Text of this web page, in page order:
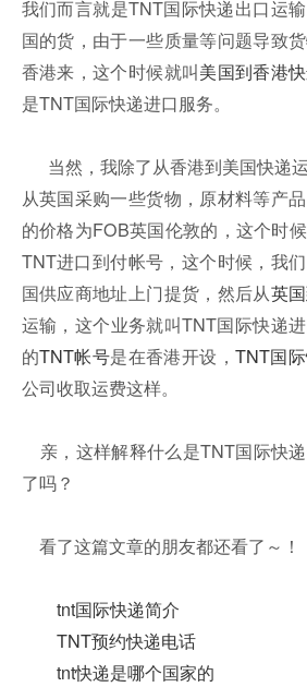
我们而言就是TNT国际快递出口运
国的货，由于一些质量等问题导致
香港来，这个时候就叫美国到香港
是TNT国际快递进口服务。
当然，我除了从香港到美国快递
从英国采购一些货物，原材料等产
的价格为FOB英国伦敦的，这个时
TNT进口到付帐号，这个时候，我
国供应商地址上门提货，然后从英
运输，这个业务就叫TNT国际快递
的TNT帐号是在香港开设， TNT国
公司收取运费这样。
亲，这样解释什么是TNT国际快
了吗？
看了这篇文章的朋友都还看了～！
tnt国际快递简介
TNT预约快递电话
tnt快递是哪个国家的